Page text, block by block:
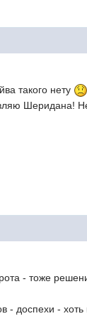
такого нету
Шеридана!
- тоже
- доспехи -